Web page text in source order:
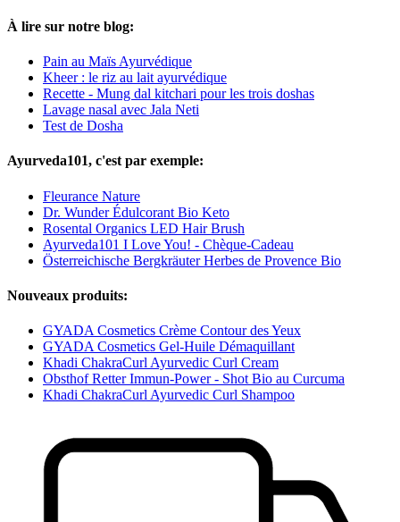
À lire sur notre blog:
Pain au Maïs Ayurvédique
Kheer : le riz au lait ayurvédique
Recette - Mung dal kitchari pour les trois doshas
Lavage nasal avec Jala Neti
Test de Dosha
Ayurveda101, c'est par exemple:
Fleurance Nature
Dr. Wunder Édulcorant Bio Keto
Rosental Organics LED Hair Brush
Ayurveda101 I Love You! - Chèque-Cadeau
Österreichische Bergkräuter Herbes de Provence Bio
Nouveaux produits:
GYADA Cosmetics Crème Contour des Yeux
GYADA Cosmetics Gel-Huile Démaquillant
Khadi ChakraCurl Ayurvedic Curl Cream
Obsthof Retter Immun-Power - Shot Bio au Curcuma
Khadi ChakraCurl Ayurvedic Curl Shampoo